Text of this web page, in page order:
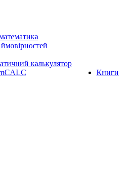
ймовірностей
калькулятор
Книги